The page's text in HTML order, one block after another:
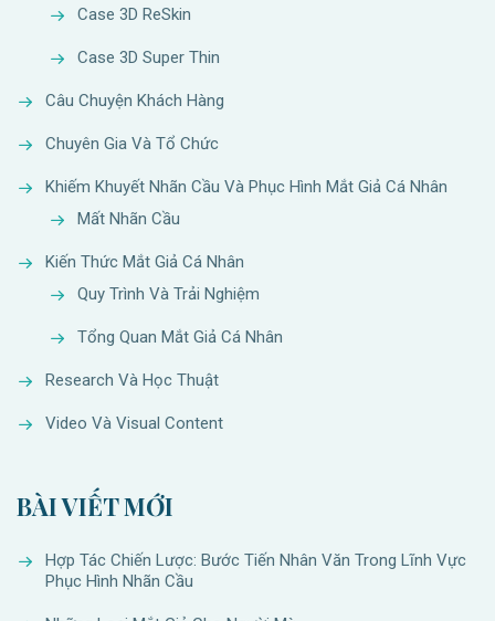
Case 3D ReSkin
Case 3D Super Thin
Câu Chuyện Khách Hàng
Chuyên Gia Và Tổ Chức
Khiếm Khuyết Nhãn Cầu Và Phục Hình Mắt Giả Cá Nhân
Mất Nhãn Cầu
Kiến Thức Mắt Giả Cá Nhân
Quy Trình Và Trải Nghiệm
Tổng Quan Mắt Giả Cá Nhân
Research Và Học Thuật
Video Và Visual Content
BÀI VIẾT MỚI
Hợp Tác Chiến Lược: Bước Tiến Nhân Văn Trong Lĩnh Vực
Phục Hình Nhãn Cầu